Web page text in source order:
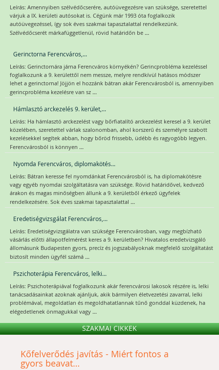
Leírás: Amennyiben szélvédőcserére, autóüvegezésre van szüksége, szeretettel
várjuk a IX. kerületi autósokat is. Cégünk már 1993 óta foglalkozik
autóüvegezéssel, így sok éves szakmai tapasztalattal rendelkezünk.
Szélvédőcserét márkafüggetlenül, rövid határidőn be ...
Gerinctorna Ferencváros,...
Leírás: Gerinctornára járna Ferencváros környékén? Gerincprobléma kezeléssel
foglalkozunk a 9. kerülettől nem messze, melyre rendkívül hatásos módszer
lehet a gerinctorna! Jöjjön el hozzánk bátran akár Ferencvárosból is, amennyiben
gerincprobléma kezelésre van sz ...
Hámlasztó arckezelés 9. kerület,...
Leírás: Ha hámlasztó arckezelést vagy bőrfiatalító arckezelést keresel a 9. kerület
közelében, szeretettel várlak szalonomban, ahol korszerű és személyre szabott
kezelésekkel segítek abban, hogy bőröd frissebb, üdébb és ragyogóbb legyen.
Ferencvárosból is könnyen ...
Nyomda Ferencváros, diplomakötés...
Leírás: Bátran keresse fel nyomdánkat Ferencvárosból is, ha diplomakötésre
vagy egyéb nyomdai szolgáltatásra van szüksége. Rövid határidővel, kedvező
árakon és magas minőségben állunk a 9. kerületből érkező ügyfelek
rendelkezésére. Sok éves szakmai tapasztalattal ...
Eredetiségvizsgálat Ferencváros,...
Leírás: Eredetiségvizsgálatra van szüksége Ferencvárosban, vagy megbízható
vásárlás előtti állapotfelmérést keres a 9. kerületben? Hivatalos eredetvizsgáló
állomásunk Budapesten gyors, precíz és jogszabályoknak megfelelő szolgáltatást
biztosít minden ügyfél számá ...
Pszichoterápia Ferencváros, lelki...
Leírás: Pszichoterápiával foglalkozunk akár ferencvárosi lakosok részére is, lelki
tanácsadásainkat azoknak ajánljuk, akik bármilyen életvezetési zavarral, lelki
problémával, megoldatlan és megoldhatatlannak tűnő gonddal küzdenek, ha
elégedetlenek önmagukkal vagy ...
SZAKMAI CIKKEK
Kőfelverődés javítás - Miért fontos a
gyors beavat…